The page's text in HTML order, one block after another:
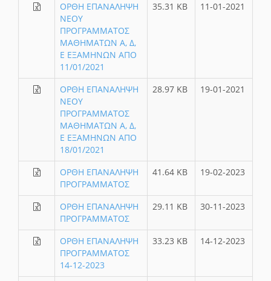
ΟΡΘΗ ΕΠΑΝΑΛΗΨΗ
ΝΕΟΥ
ΠΡΟΓΡΑΜΜΑΤΟΣ
ΜΑΘΗΜΑΤΩΝ Α, Δ,
Ε ΕΞΑΜΗΝΩΝ ΑΠΟ
11/01/2021
35.31 KB 11-01-2021
ΟΡΘΗ ΕΠΑΝΑΛΗΨΗ
ΝΕΟΥ
ΠΡΟΓΡΑΜΜΑΤΟΣ
ΜΑΘΗΜΑΤΩΝ Α, Δ,
Ε ΕΞΑΜΗΝΩΝ ΑΠΟ
18/01/2021
28.97 KB 19-01-2021
ΟΡΘΗ ΕΠΑΝΑΛΗΨΗ
ΠΡΟΓΡΑΜΜΑΤΟΣ
41.64 KB 19-02-2023
ΟΡΘΗ ΕΠΑΝΑΛΗΨΗ
ΠΡΟΓΡΑΜΜΑΤΟΣ
29.11 KB 30-11-2023
ΟΡΘΗ ΕΠΑΝΑΛΗΨΗ
ΠΡΟΓΡΑΜΜΑΤΟΣ
14-12-2023
33.23 KB 14-12-2023